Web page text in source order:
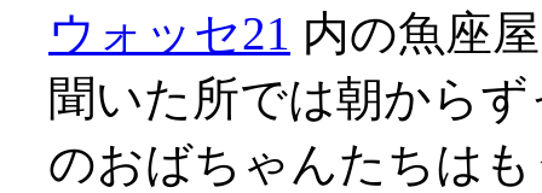
ウォッセ21 内の魚座
聞いた所では朝から
のおばちゃんたちは